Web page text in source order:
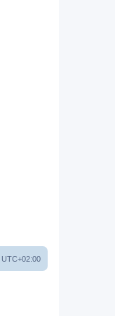
UTC+02:00